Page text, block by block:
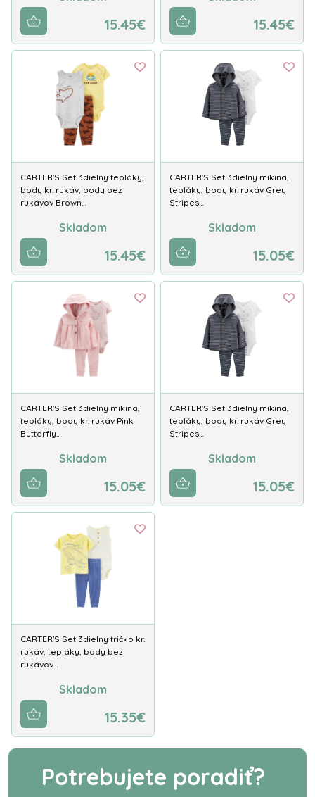
15.45€ 15.45€
CARTER'S Set 3dielny tepláky,
body kr. rukáv, body bez
rukávov Brown…
Skladom
15.45€
CARTER'S Set 3dielny mikina,
tepláky, body kr. rukáv Grey
Stripes…
Skladom
15.05€
CARTER'S Set 3dielny mikina,
tepláky, body kr. rukáv Pink
Butterfly…
Skladom
15.05€
CARTER'S Set 3dielny mikina,
tepláky, body kr. rukáv Grey
Stripes…
Skladom
15.05€
CARTER'S Set 3dielny tričko kr.
rukáv, tepláky, body bez
rukávov…
Skladom
15.35€
Potrebujete poradiť?